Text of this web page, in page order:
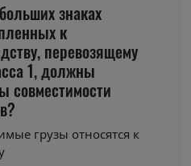
знаках
к
перевозящему
1, должны
совместимости
грузы относятся к